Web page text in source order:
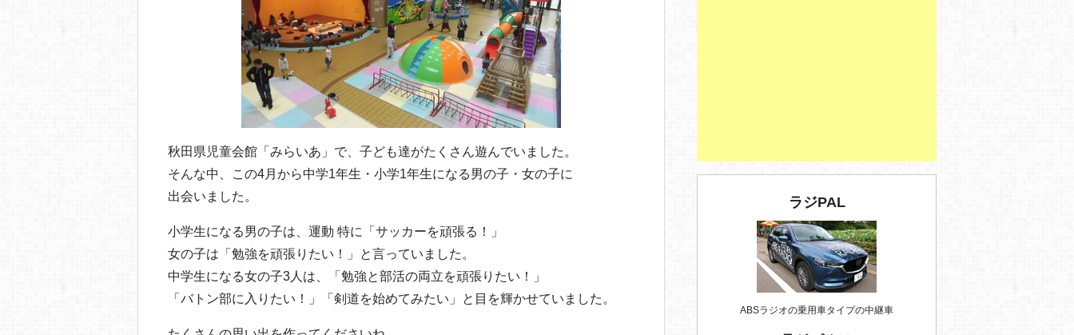
秋田県児童会館「みらいあ」で、子ども達がたくさん遊んでいました。
そんな中、この4月から中学1年生・小学1年生になる男の子・女の子に
出会いました。
小学生になる男の子は、運動 特に「サッカーを頑張る！」
女の子は「勉強を頑張りたい！」と言っていました。
中学生になる女の子3人は、「勉強と部活の両立を頑張りたい！」
「バトン部に入りたい！」「剣道を始めてみたい」と目を輝かせていました。
ラジPAL
ABSラジオの乗用車タイプの中継車